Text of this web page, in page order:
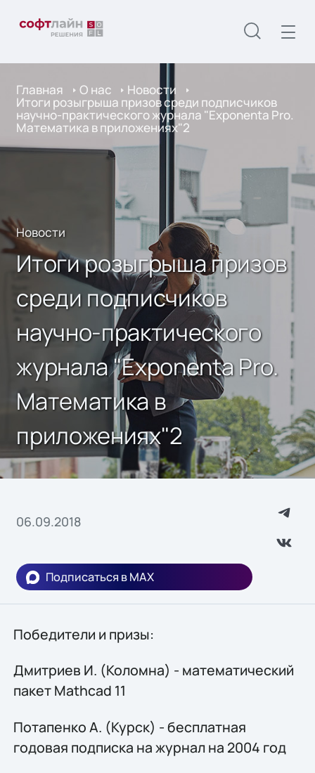
Главная О нас Новости
Итоги розыгрыша призов среди подписчиков
научно-практического журнала "Exponenta Pro.
Математика в приложениях"2
Новости
Итоги розыгрыша призов
среди подписчиков
научно-практического
журнала "Exponenta Pro.
Математика в
приложениях"2
06.09.2018
Подписаться в MAX
Победители и призы:
Дмитриев И. (Коломна) - математический
пакет Mathcad 11
Потапенко А. (Курск) - бесплатная
годовая подписка на журнал на 2004 год